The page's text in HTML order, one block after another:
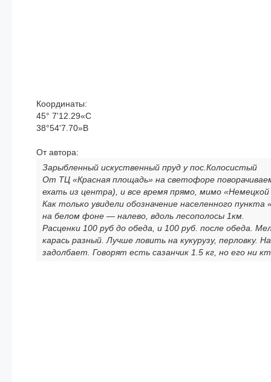
Координаты:
45° 7'12.29«С
38°54'7.70»В
От автора:
Зарыбленный искуственный пруд у пос.Колосистый
От ТЦ «Красная площадь» на светофоре
ехать из центра), и все время прямо, мимо «Немецкой
Как только увидели обозначение населенного пункта
на белом фоне — налево, вдоль лесополосы 1км.
Расценки 100 руб до обеда, и 100 руб. после обеда.
карась разный. Лучше ловить на кукурузу, перловку.
задолбает. Говорят есть сазанчик 1.5 кг, но его ни